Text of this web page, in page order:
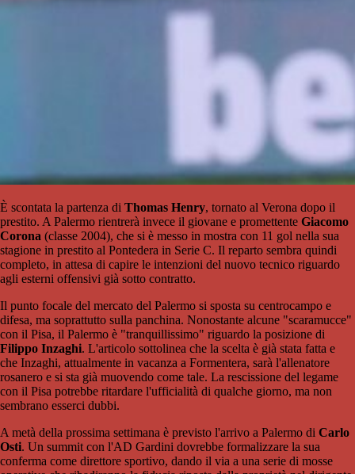
È scontata la partenza di Thomas Henry, tornato al Verona dopo il
prestito. A Palermo rientrerà invece il giovane e promettente Giacomo
Corona (classe 2004), che si è messo in mostra con 11 gol nella sua
stagione in prestito al Pontedera in Serie C. Il reparto sembra quindi
completo, in attesa di capire le intenzioni del nuovo tecnico riguardo
agli esterni offensivi già sotto contratto.
Il punto focale del mercato del Palermo si sposta su centrocampo e
difesa, ma soprattutto sulla panchina. Nonostante alcune "scaramucce"
con il Pisa, il Palermo è "tranquillissimo" riguardo la posizione di
Filippo Inzaghi. L'articolo sottolinea che la scelta è già stata fatta e
che Inzaghi, attualmente in vacanza a Formentera, sarà l'allenatore
rosanero e si sta già muovendo come tale. La rescissione del legame
con il Pisa potrebbe ritardare l'ufficialità di qualche giorno, ma non
sembrano esserci dubbi.
A metà della prossima settimana è previsto l'arrivo a Palermo di Carlo
Osti. Un summit con l'AD Gardini dovrebbe formalizzare la sua
conferma come direttore sportivo, dando il via a una serie di mosse